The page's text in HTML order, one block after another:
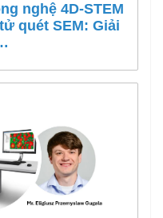
nghệ 4D-STEM
quét SEM: Giải